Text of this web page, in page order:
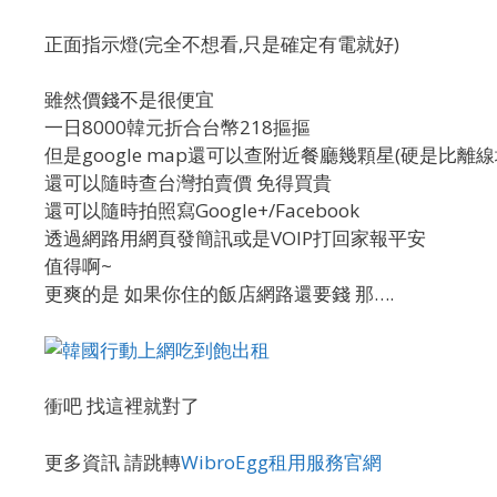
正面指示燈(完全不想看,只是確定有電就好)
雖然價錢不是很便宜
一日8000韓元折合台幣218摳摳
但是google map還可以查附近餐廳幾顆星(硬是比離
還可以隨時查台灣拍賣價 免得買貴
還可以隨時拍照寫Google+/Facebook
透過網路用網頁發簡訊或是VOIP打回家報平安
值得啊~
更爽的是 如果你住的飯店網路還要錢 那….
衝吧 找這裡就對了
更多資訊 請跳轉WibroEgg租用服務官網